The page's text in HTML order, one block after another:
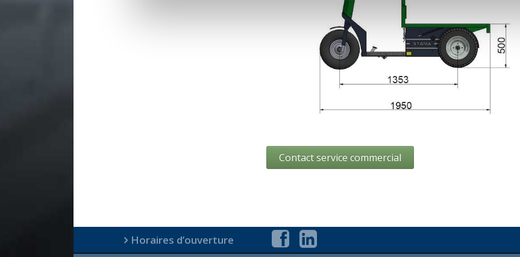
Contact service commercial
Horaires d’ouverture